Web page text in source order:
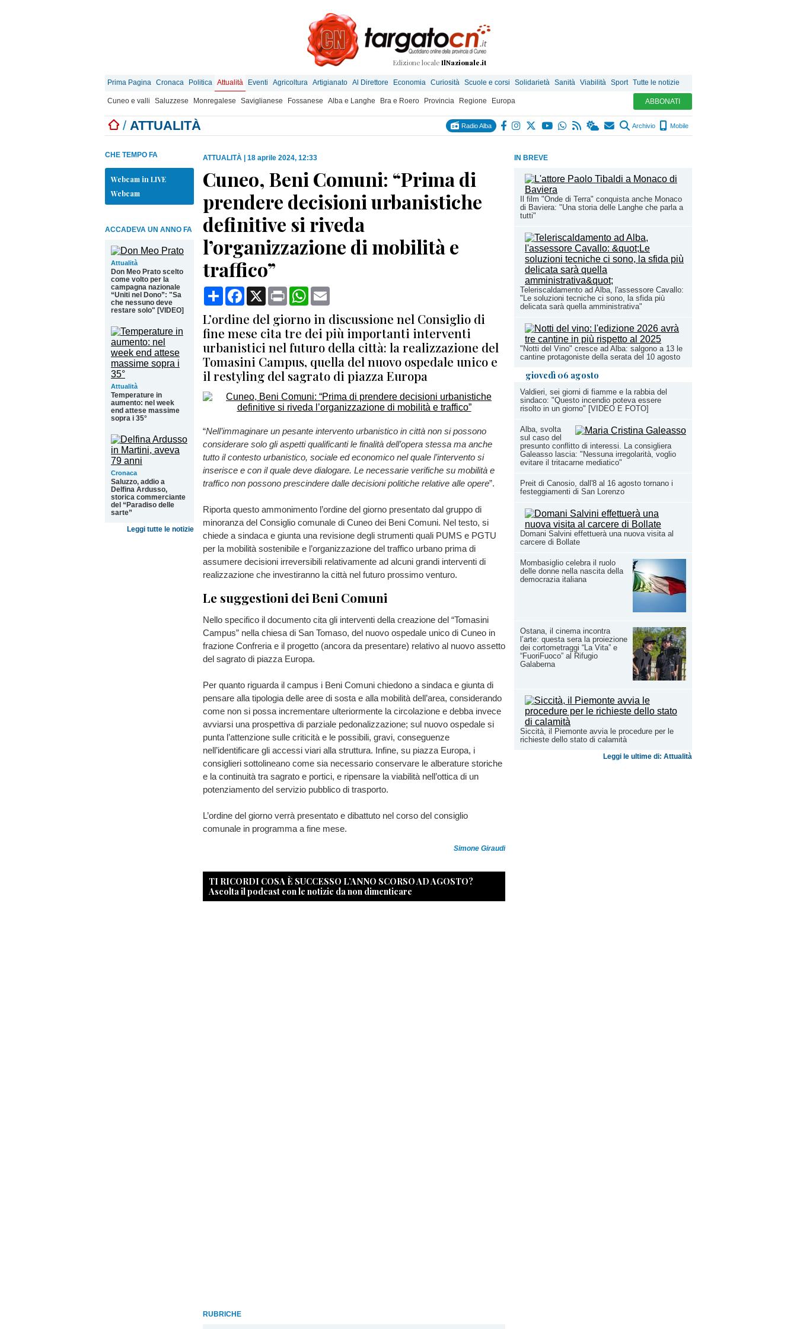
Edizione locale IlNazionale.it
Prima Pagina Cronaca Politica Attualità Eventi Agricoltura Artigianato Al Direttore Economia Curiosità Scuole e corsi Solidarietà Sanità Viabilità Sport Tutte le notizie
Cuneo e valli Saluzzese Monregalese Saviglianese Fossanese Alba e Langhe Bra e Roero Provincia Regione Europa ABBONATI
/ ATTUALITÀ Radio Alba Archivio Mobile
IN BREVE
Il film "Onde di Terra" conquista anche Monaco
di Baviera: "Una storia delle Langhe che parla a
tutti"
Teleriscaldamento ad Alba, l'assessore Cavallo:
"Le soluzioni tecniche ci sono, la sfida più
delicata sarà quella amministrativa"
"Notti del Vino" cresce ad Alba: salgono a 13 le
cantine protagoniste della serata del 10 agosto
giovedì 06 agosto
Valdieri, sei giorni di fiamme e la rabbia del
sindaco: "Questo incendio poteva essere
risolto in un giorno" [VIDEO E FOTO]
Alba, svolta
sul caso del
presunto conflitto di interessi. La consigliera
Galeasso lascia: "Nessuna irregolarità, voglio
evitare il tritacarne mediatico"
Preit di Canosio, dall'8 al 16 agosto tornano i
festeggiamenti di San Lorenzo
Domani Salvini effettuerà una nuova visita al
carcere di Bollate
Mombasiglio celebra il ruolo
delle donne nella nascita della
democrazia italiana
Ostana, il cinema incontra
l’arte: questa sera la proiezione
dei cortometraggi “La Vita” e
“FuoriFuoco” al Rifugio
Galaberna
Siccità, il Piemonte avvia le procedure per le
richieste dello stato di calamità
Leggi le ultime di: Attualità
CHE TEMPO FA
Webcam in LIVE
Webcam
ACCADEVA UN ANNO FA
Attualità
Don Meo Prato scelto
come volto per la
campagna nazionale
“Uniti nel Dono”: "Sa
che nessuno deve
restare solo" [VIDEO]
Attualità
Temperature in
aumento: nel week
end attese massime
sopra i 35°
Cronaca
Saluzzo, addio a
Delfina Ardusso,
storica commerciante
del “Paradiso delle
sarte”
Leggi tutte le notizie
ATTUALITÀ 18 aprile 2024, 12:33
Cuneo, Beni Comuni: “Prima di
prendere decisioni urbanistiche
definitive si riveda
l’organizzazione di mobilità e
traffico”
CondividiFacebook
X Print WhatsApp
L’ordine del giorno in discussione nel Consiglio di
fine mese cita tre dei più importanti interventi
urbanistici nel futuro della città: la realizzazione del
Tomasini Campus, quella del nuovo ospedale unico e
il restyling del sagrato di piazza Europa
“Nell’immaginare un pesante intervento urbanistico in città non si possono
considerare solo gli aspetti qualificanti le finalità dell’opera stessa ma anche
tutto il contesto urbanistico, sociale ed economico nel quale l’intervento si
inserisce e con il quale deve dialogare. Le necessarie verifiche su mobilità e
traffico non possono prescindere dalle decisioni politiche relative alle opere”.
Riporta questo ammonimento l’ordine del giorno presentato dal gruppo di
minoranza del Consiglio comunale di Cuneo dei Beni Comuni. Nel testo, si
chiede a sindaca e giunta una revisione degli strumenti quali PUMS e PGTU
per la mobilità sostenibile e l’organizzazione del traffico urbano prima di
assumere decisioni irreversibili relativamente ad alcuni grandi interventi di
realizzazione che investiranno la città nel futuro prossimo venturo.
Le suggestioni dei Beni Comuni
Nello specifico il documento cita gli interventi della creazione del “Tomasini
Campus” nella chiesa di San Tomaso, del nuovo ospedale unico di Cuneo in
frazione Confreria e il progetto (ancora da presentare) relativo al nuovo assetto
del sagrato di piazza Europa.
Per quanto riguarda il campus i Beni Comuni chiedono a sindaca e giunta di
pensare alla tipologia delle aree di sosta e alla mobilità dell’area, considerando
come non si possa incrementare ulteriormente la circolazione e debba invece
avviarsi una prospettiva di parziale pedonalizzazione; sul nuovo ospedale si
punta l’attenzione sulle criticità e le possibili, gravi, conseguenze
nell’identificare gli accessi viari alla struttura. Infine, su piazza Europa, i
consiglieri sottolineano come sia necessario conservare le alberature storiche
e la continuità tra sagrato e portici, e ripensare la viabilità nell’ottica di un
potenziamento del servizio pubblico di trasporto.
L’ordine del giorno verrà presentato e dibattuto nel corso del consiglio
comunale in programma a fine mese.
Simone Giraudi
TI RICORDI COSA È SUCCESSO L’ANNO SCORSO AD AGOSTO?
Ascolta il podcast con le notizie da non dimenticare
RUBRICHE